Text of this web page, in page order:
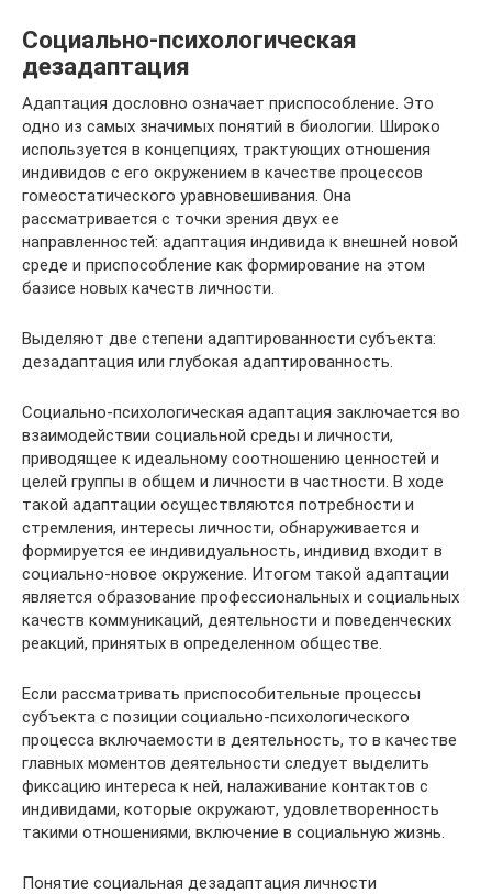
Социально-психологическая
дезадаптация
Адаптация дословно означает приспособление. Это
одно из самых значимых понятий в биологии. Широко
используется в концепциях, трактующих отношения
индивидов с его окружением в качестве процессов
гомеостатического уравновешивания. Она
рассматривается с точки зрения двух ее
направленностей: адаптация индивида к внешней новой
среде и приспособление как формирование на этом
базисе новых качеств личности.
Выделяют две степени адаптированности субъекта:
дезадаптация или глубокая адаптированность.
Социально-психологическая адаптация заключается во
взаимодействии социальной среды и личности,
приводящее к идеальному соотношению ценностей и
целей группы в общем и личности в частности. В ходе
такой адаптации осуществляются потребности и
стремления, интересы личности, обнаруживается и
формируется ее индивидуальность, индивид входит в
социально-новое окружение. Итогом такой адаптации
является образование профессиональных и социальных
качеств коммуникаций, деятельности и поведенческих
реакций, принятых в определенном обществе.
Если рассматривать приспособительные процессы
субъекта с позиции социально-психологического
процесса включаемости в деятельность, то в качестве
главных моментов деятельности следует выделить
фиксацию интереса к ней, налаживание контактов с
индивидами, которые окружают, удовлетворенность
такими отношениями, включение в социальную жизнь.
Понятие социальная дезадаптация личности